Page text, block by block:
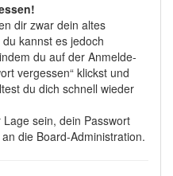
dir zwar dein altes
kannst es jedoch
du auf der Anmelde-
vergessen“ klickst und
du dich schnell wieder
sein, dein Passwort
die Board-Administration.